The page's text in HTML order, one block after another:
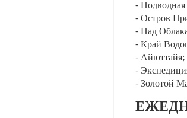
- Подводная
- Остров
- Над
- Край
- Айюттайя;
-
- Золотой